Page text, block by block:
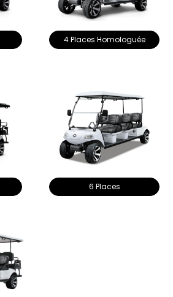
4 Places Homologuée
6 Places